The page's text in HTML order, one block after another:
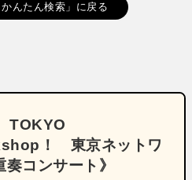
んたん検索」に戻る
TOKYO
！ 東京ネットワ
コンサート》